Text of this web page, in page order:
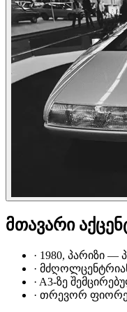
მთავარი
· 1980, პარიზი —
·
· A3-ზე
· თრევორ